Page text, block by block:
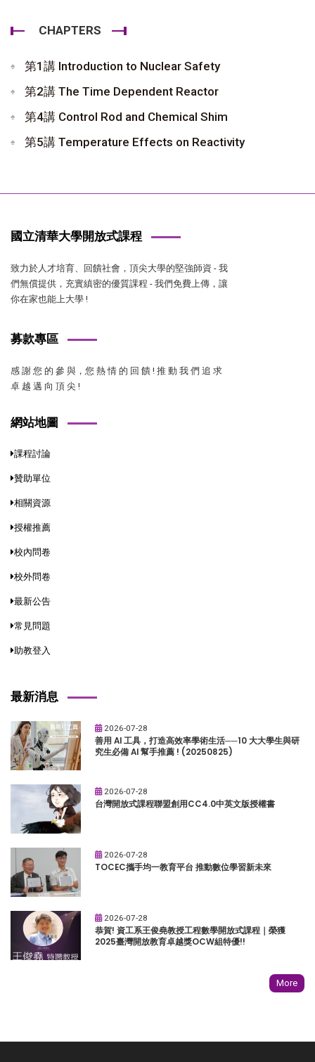
CHAPTERS
第1講 Introduction to Nuclear Safety
第2講 The Time Dependent Reactor
第4講 Control Rod and Chemical Shim
第5講 Temperature Effects on Reactivity
國立清華大學開放式課程
致力於人才培育、回饋社會，頂尖大學的堅強師資 - 我
們無償提供，充實縝密的優質課程 - 我們免費上傳，讓
你在家也能上大學 !
募款專區
感 謝 您 的 參 與，您 熱 情 的 回 饋 ! 推 動 我 們 追 求
卓 越 邁 向 頂 尖 !
網站地圖
課程討論
贊助單位
相關資源
授權推薦
校內問卷
校外問卷
最新公告
常見問題
助教登入
最新消息
2026-07-28
善用 AI 工具，打造高效率學術生活──10 大大學生與研
究生必備 AI 幫手推薦 ! (20250825)
2026-07-28
台灣開放式課程聯盟創用CC4.0中英文版授權書
2026-07-28
TOCEC攜手均一教育平台 推動數位學習新未來
2026-07-28
恭賀! 資工系王俊堯教授工程數學開放式課程｜榮獲
2025臺灣開放教育卓越獎OCW組特優!!
More